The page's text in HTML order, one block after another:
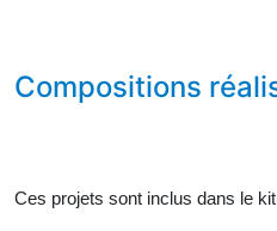
Compositions
Ces projets sont inclus dans le